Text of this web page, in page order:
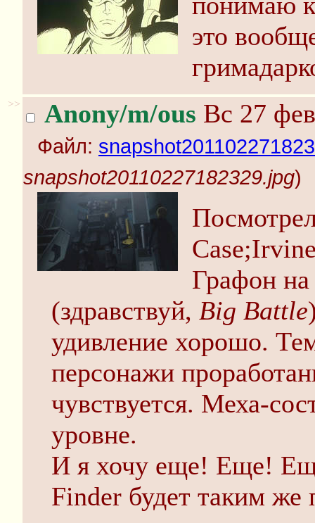
это
>> Anony/m/ous Вс 27
Файл:
snapshot20110227182329.jpg)
Графон
(здравствуй, Big Battle
удивление хорошо.
персонажи
чувствуется. Меха-
уровне.
И я хочу еще! Еще!
Finder будет таким